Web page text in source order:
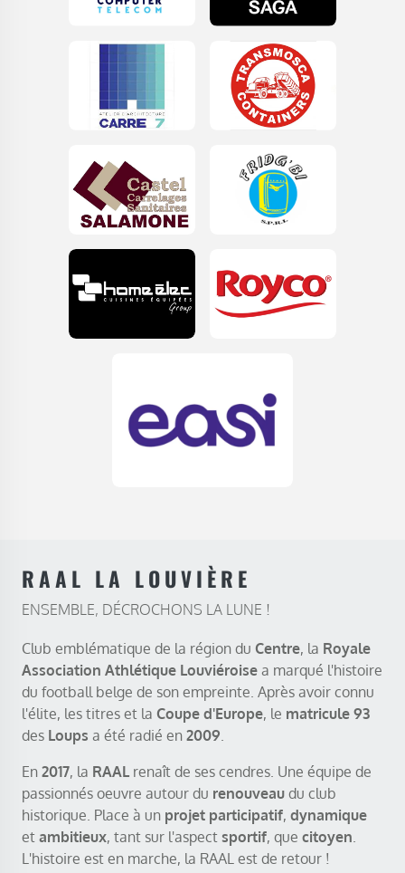
RAAL LA LOUVIÈRE
ENSEMBLE, DÉCROCHONS LA LUNE !
Club emblématique de la région du Centre, la Royale
Association Athlétique Louviéroisea marqué l'histoire
du football belge de son empreinte. Après avoir connu
l'élite, les titres et la Coupe d'Europe, le matricule 93
des Loups a été radié en 2009
En 2017, la RAALrenaît de ses cendres. Une équipe de
passionnés oeuvre autour du renouveaudu club
historique. Place à un projet participatif, dynamique
et ambitieux, tant sur l'aspect sportif, que citoyen
L'histoire est en marche, la RAAL est de retour !